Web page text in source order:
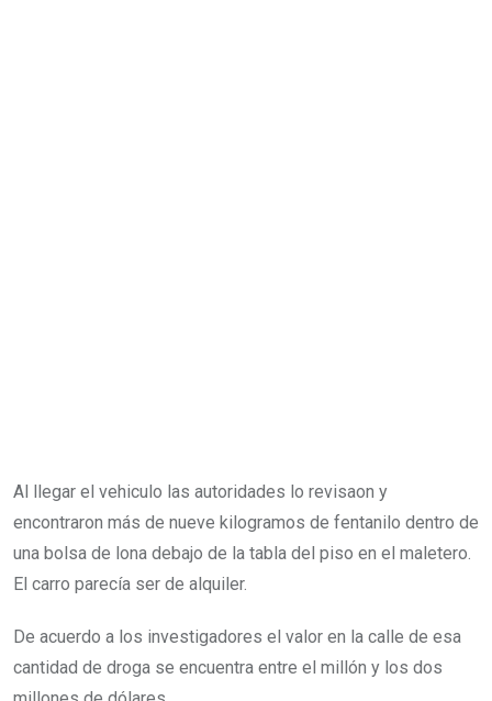
Al llegar el vehiculo las autoridades lo revisaon y
encontraron más de nueve kilogramos de fentanilo dentro de
una bolsa de lona debajo de la tabla del piso en el maletero.
El carro parecía ser de alquiler.
De acuerdo a los investigadores el valor en la calle de esa
cantidad de droga se encuentra entre el millón y los dos